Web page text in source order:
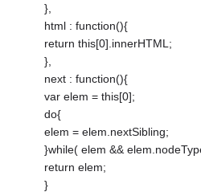
},
html : function(){
return this[0].innerHTML;
},
next : function(){
var elem = this[0];
do{
elem = elem.nextSibling;
}while( elem &&
return elem;
}